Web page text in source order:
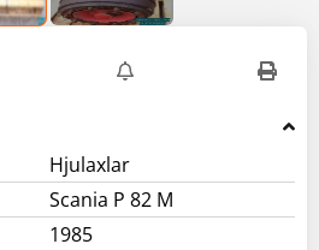
Hjulaxlar
Scania P 82 M
1985